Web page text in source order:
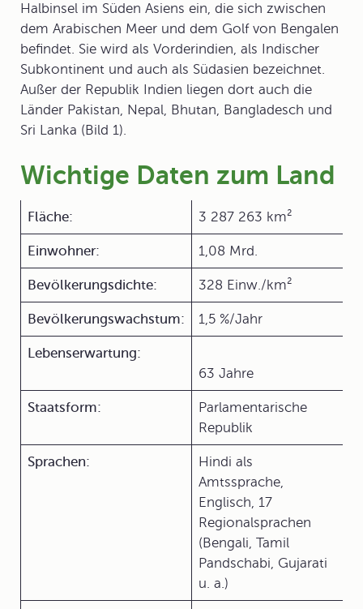
Halbinsel im Süden Asiens ein, die sich zwischen
dem Arabischen Meer und dem Golf von Bengalen
befindet. Sie wird als Vorderindien, als Indischer
Subkontinent und auch als Südasien bezeichnet.
Außer der Republik Indien liegen dort auch die
Länder Pakistan, Nepal, Bhutan, Bangladesch und
Sri Lanka (Bild 1).
Wichtige Daten zum Land
Fläche: 3 287 263 km²
Einwohner: 1,08 Mrd.
Bevölkerungsdichte: 328 Einw./km²
Bevölkerungswachstum: 1,5 %/Jahr
Lebenserwartung:
63 Jahre
Staatsform:
Parlamentarische
Republik
Sprachen:
Hindi als
Amtssprache,
Englisch, 17
Regionalsprachen
(Bengali, Tamil
Pandschabi, Gujarati
u. a.)